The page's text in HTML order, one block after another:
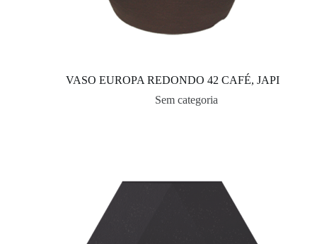
VASO EUROPA REDONDO 42 CAFÉ, JAPI
Sem categoria